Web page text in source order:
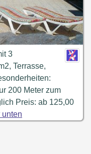
3
Terrasse,
200 Meter zum
Preis: ab 125,00
unten